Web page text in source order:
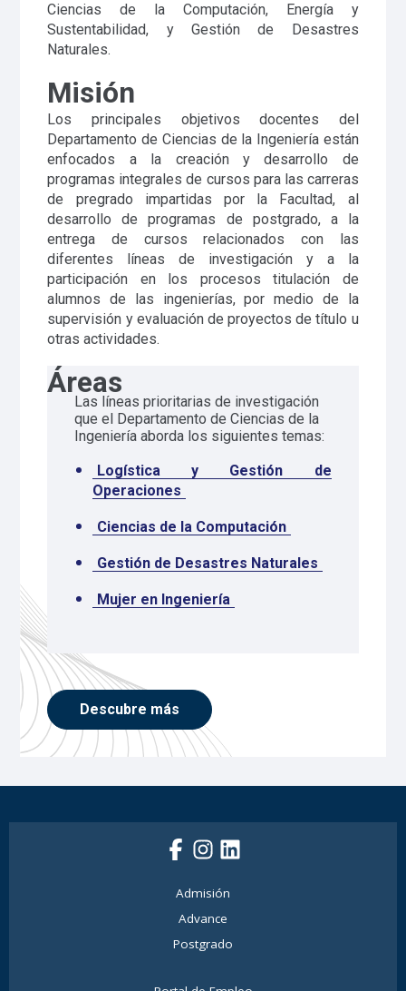
Ciencias de la Computación, Energía y
Sustentabilidad, y Gestión de Desastres
Naturales.
Misión
Los principales objetivos docentes del
Departamento de Ciencias de la Ingeniería están
enfocados a la creación y desarrollo de
programas integrales de cursos para las carreras
de pregrado impartidas por la Facultad, al
desarrollo de programas de postgrado, a la
entrega de cursos relacionados con las
diferentes líneas de investigación y a la
participación en los procesos titulación de
alumnos de las ingenierías, por medio de la
supervisión y evaluación de proyectos de título u
otras actividades.
Áreas
Las líneas prioritarias de investigación
que el Departamento de Ciencias de la
Ingeniería aborda los siguientes temas:
Logística y Gestión de
Operaciones
Ciencias de la Computación
Gestión de Desastres Naturales
Mujer en Ingeniería
Descubre más